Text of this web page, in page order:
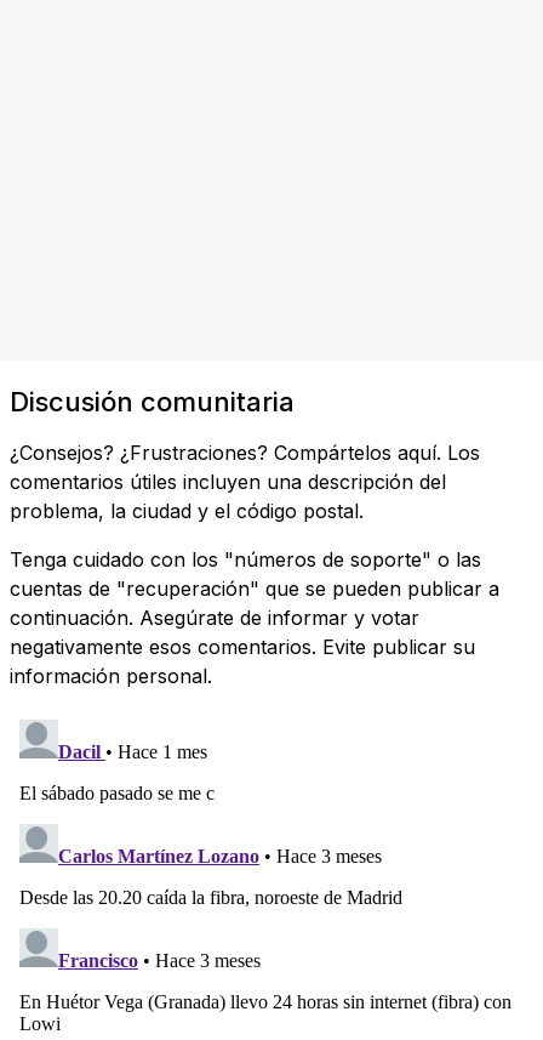
Discusión comunitaria
¿Consejos? ¿Frustraciones? Compártelos aquí. Los
comentarios útiles incluyen una descripción del
problema, la ciudad y el código postal.
Tenga cuidado con los "números de soporte" o las
cuentas de "recuperación" que se pueden publicar a
continuación. Asegúrate de informar y votar
negativamente esos comentarios. Evite publicar su
información personal.